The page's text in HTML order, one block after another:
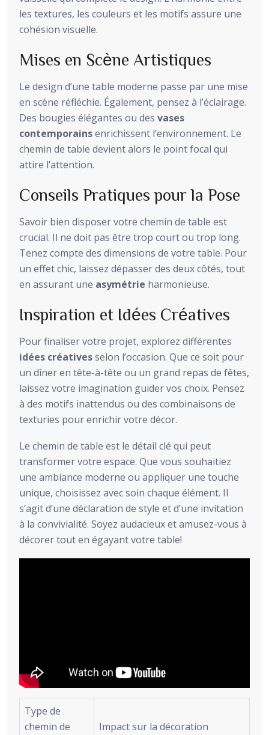
les textures, les couleurs et les motifs assure une
cohésion visuelle.
Mises en Scène Artistiques
Le design d’une table moderne passe par une mise
en scène réfléchie. Également, pensez à l’éclairage.
Des bougies élégantes ou des vases
contemporainsenrichissent l’environnement. Le
chemin de table devient alors le point focal qui
attire l’attention.
Conseils Pratiques pour la Pose
Savoir bien disposer votre chemin de table est
crucial. Il ne doit pas être trop court ou trop long.
Tenez compte des dimensions de votre table. Pour
un effet chic, laissez dépasser des deux côtés, tout
en assurant une asymétrie harmonieuse.
Inspiration et Idées Créatives
Pour finaliser votre projet, explorez différentes
idées créativesselon l’occasion. Que ce soit pour
un dîner en tête-à-tête ou un grand repas de fêtes,
laissez votre imagination guider vos choix. Pensez
à des motifs inattendus ou des combinaisons de
texturies pour enrichir votre décor.
Le chemin de table est le détail clé qui peut
transformer votre espace. Que vous souhaitiez
une ambiance moderne ou appliquer une touche
unique, choisissez avec soin chaque élément. Il
s’agit d’une déclaration de style et d’une invitation
à la convivialité. Soyez audacieux et amusez-vous à
décorer tout en égayant votre table!
Type de
chemin de
Impact sur la décoration